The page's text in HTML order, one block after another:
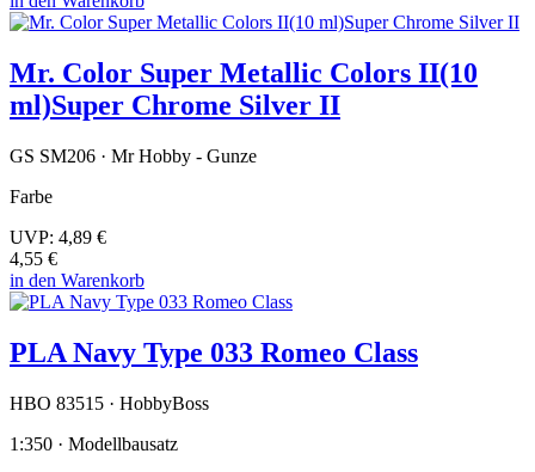
Mr. Color Super Metallic Colors II(10
ml)Super Chrome Silver II
GS SM206 · Mr Hobby - Gunze
Farbe
UVP: 4,89 €
4,55 €
in den Warenkorb
PLA Navy Type 033 Romeo Class
HBO 83515 · HobbyBoss
1:350 · Modellbausatz